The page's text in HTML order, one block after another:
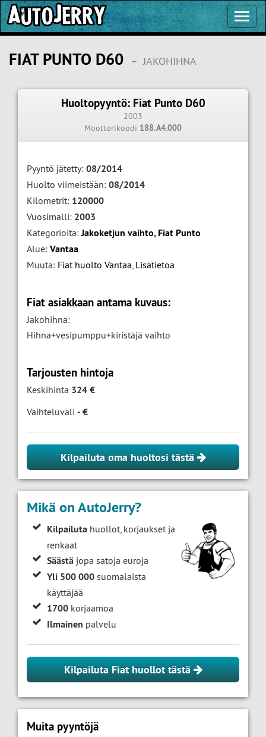
FIAT PUNTO D60 – JAKOHIHNA
Huoltopyyntö: Fiat Punto D60
2003
Moottorikoodi 188.A4.000
Pyyntö jätetty: 08/2014
Huolto viimeistään: 08/2014
Kilometrit: 120000
Vuosimalli: 2003
Kategorioita:Jakoketjun vaihto,Fiat Punto
Alue: Vantaa
Muuta: Fiat huolto Vantaa, Lisätietoa
Fiat asiakkaan antama kuvaus:
Jakohihna:
Hihna+vesipumppu+kiristäjä vaihto
Tarjousten hintoja
Keskihinta 324 €
Vaihteluväli - €
Kilpailuta oma huoltosi tästä
Mikä on AutoJerry?
Kilpailuta huollot, korjaukset ja
renkaat
Säästä jopa satoja euroja
Yli 500 000 suomalaista
käyttäjää
1700 korjaamoa
Ilmainen palvelu
Kilpailuta Fiat huollot tästä
Muita pyyntöjä